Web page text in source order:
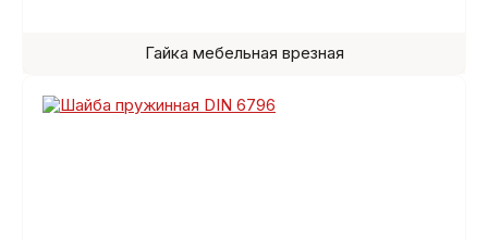
Гайка мебельная врезная